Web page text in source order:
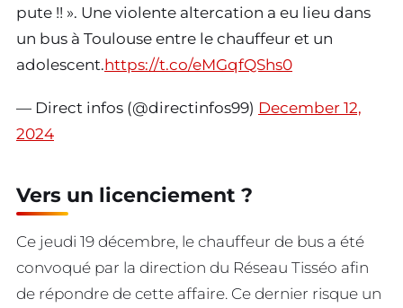
pute !! ». Une violente altercation a eu lieu dans
un bus à Toulouse entre le chauffeur et un
adolescent.https://t.co/eMGqfQShs0
— Direct infos (@directinfos99) December 12,
2024
Vers un licenciement ?
Ce jeudi 19 décembre, le chauffeur de bus a été
convoqué par la direction du Réseau Tisséo afin
de répondre de cette affaire. Ce dernier risque un